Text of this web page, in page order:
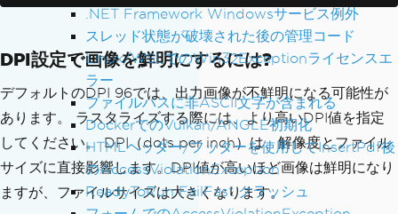
.NET Framework Windowsサービス例外
スレッド状態が破壊された後の管理コード
Linux/WSLでのWin32Exceptionライセンスエ
ラー
ファイルパスに非ASCII文字が含まれる
DockerでのVulkan/ANGLE初期化
HTMLヘッダー/フッターを使用してInsertPdf後
のAccessViolationException
ReadyToRun FailFast クラッシュ
DPI設定で画像を鮮明にするには?
デフォルトのDPI 96では、出力画像が不鮮明になる可能性が
あります。 ラスタライズする際には、より高いDPI値を指定
してください。 DPI（dots per inch）は、解像度とファイル
サイズに直接影響します。DPI値が高いほど画像は鮮明になり
ますが、ファイルサイズは大きくなります。